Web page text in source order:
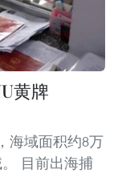
黄牌
海域面积约8万
目前出海捕